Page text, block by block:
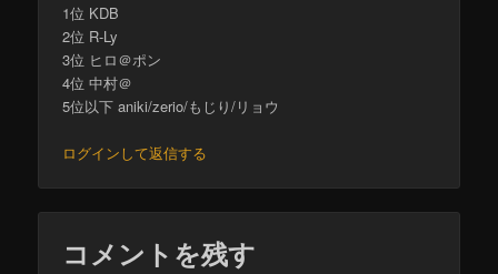
1位 KDB
2位 R-Ly
3位 ヒロ＠ポン
4位 中村＠
5位以下 aniki/zerio/もじり/リョウ
ログインして返信する
コメントを残す